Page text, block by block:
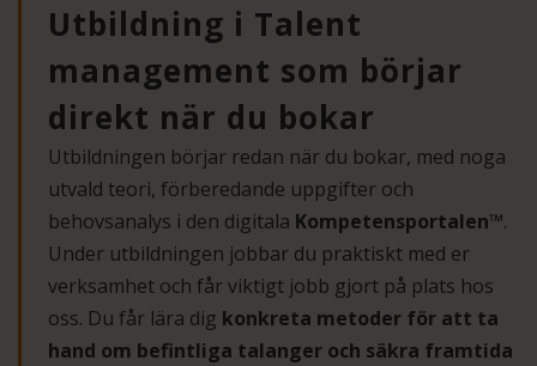
Utbildning i Talent
management som börjar
direkt när du bokar
Utbildningen börjar redan när du bokar, med noga
utvald teori, förberedande uppgifter och
behovsanalys i den digitala Kompetensportalen™.
Under utbildningen jobbar du praktiskt med er
verksamhet och får viktigt jobb gjort på plats hos
oss. Du får lära dig konkreta metoder för att ta
hand om befintliga talanger och säkra framtida